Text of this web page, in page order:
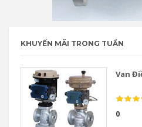
KHUYẾN MÃI TRONG TUẦN
Van
0